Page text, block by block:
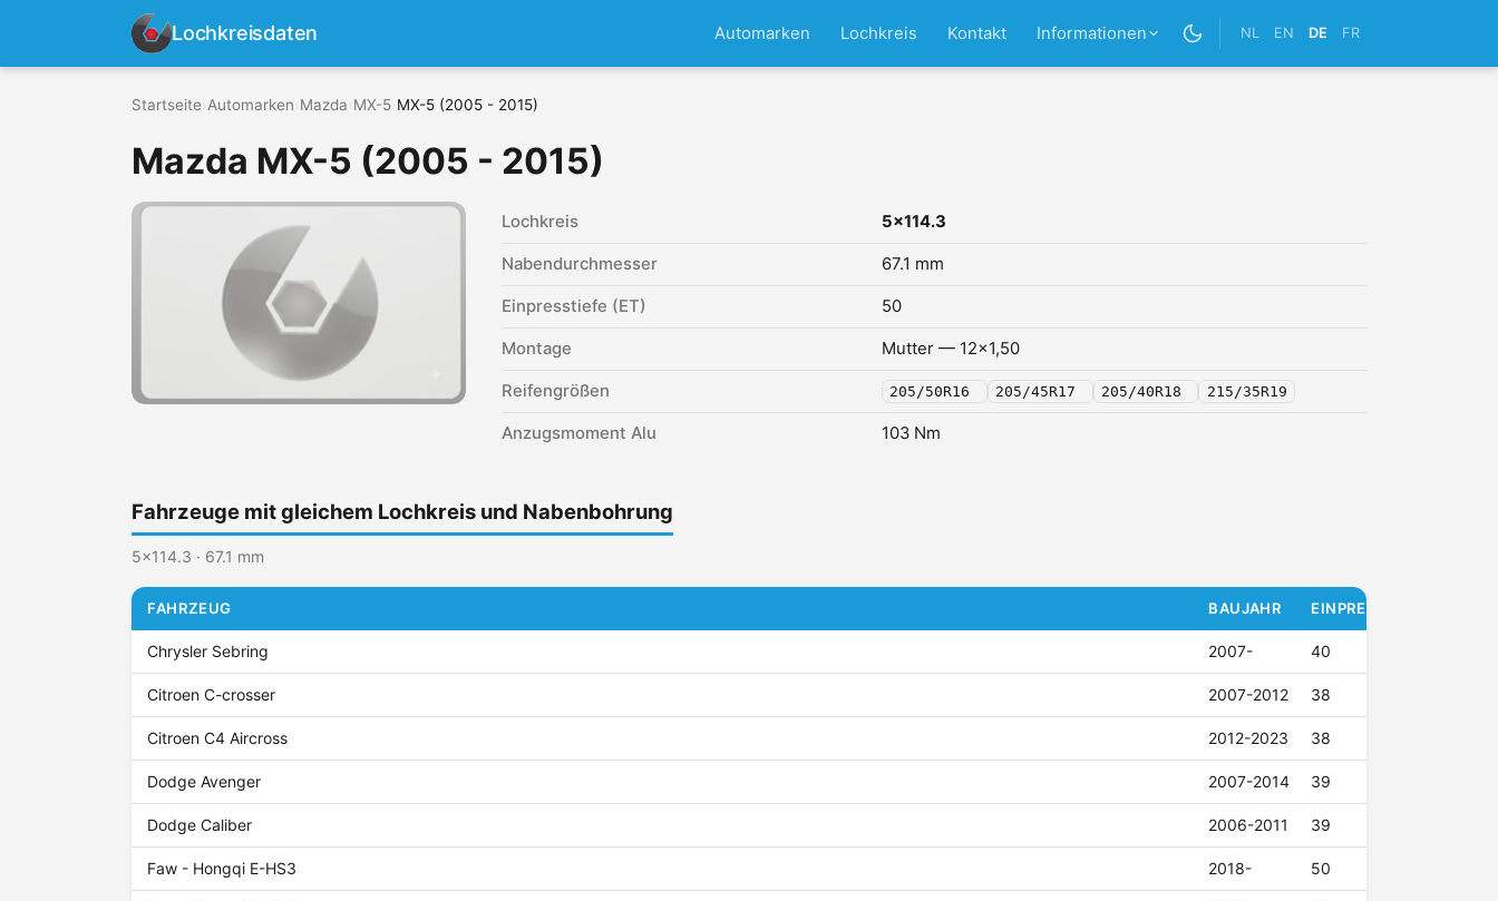
Lochkreisdaten Automarken Lochkreis Kontakt Informationen NL EN DE FR
Startseite Automarken Mazda MX-5 MX-5 (2005 - 2015)
Mazda MX-5 (2005 - 2015)
Lochkreis 5x114.3
Nabendurchmesser 67.1 mm
Einpresstiefe (ET) 50
Montage Mutter — 12x1,50
Reifengrößen 205/50R16 205/45R17 205/40R18 215/35R19
Anzugsmoment Alu 103 Nm
Fahrzeuge mit gleichem Lochkreis und Nabenbohrung
5x114.3 · 67.1 mm
FAHRZEUG BAUJAHR EINPRESSTIEFE (ET)
Chrysler Sebring 2007- 40
Citroen C-crosser 2007-2012 38
Citroen C4 Aircross 2012-2023 38
Dodge Avenger 2007-2014 39
Dodge Caliber 2006-2011 39
Faw - Hongqi E-HS3 2018- 50